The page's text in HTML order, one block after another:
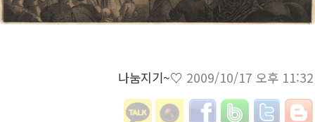
나눔지기~♡ 2009/10/17 오후 11:32